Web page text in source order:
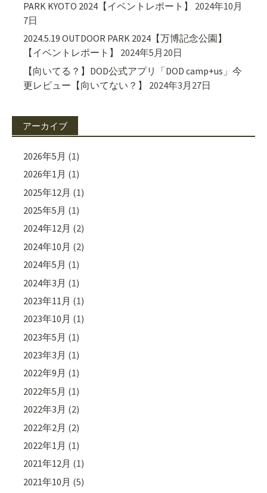
PARK KYOTO 2024【イベントレポート】
2024年10月
7日
2024.5.19 OUTDOOR PARK 2024【万博記念公園】
【イベントレポート】
2024年5月20日
【向いてる？】DOD公式アプリ「DOD camp+us」今
更レビュー【向いてない？】
2024年3月27日
アーカイブ
2026年5月 (1)
2026年1月 (1)
2025年12月 (1)
2025年5月 (1)
2024年12月 (2)
2024年10月 (2)
2024年5月 (1)
2024年3月 (1)
2023年11月 (1)
2023年10月 (1)
2023年5月 (1)
2023年3月 (1)
2022年9月 (1)
2022年5月 (1)
2022年3月 (2)
2022年2月 (2)
2022年1月 (1)
2021年12月 (1)
2021年10月 (5)